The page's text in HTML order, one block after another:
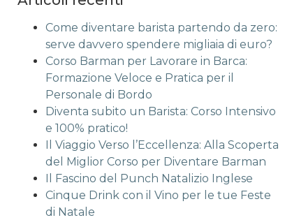
Come diventare barista partendo da zero:
serve davvero spendere migliaia di euro?
Corso Barman per Lavorare in Barca:
Formazione Veloce e Pratica per il
Personale di Bordo
Diventa subito un Barista: Corso Intensivo
e 100% pratico!
Il Viaggio Verso l’Eccellenza: Alla Scoperta
del Miglior Corso per Diventare Barman
Il Fascino del Punch Natalizio Inglese
Cinque Drink con il Vino per le tue Feste
di Natale